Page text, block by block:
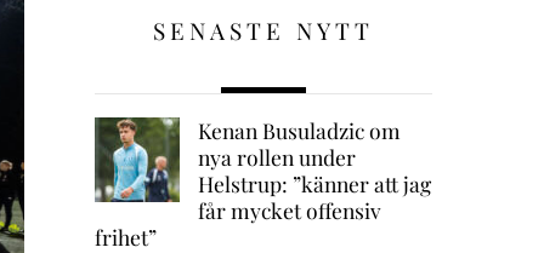
SENASTE NYTT
Kenan Busuladzic om
nya rollen under
Helstrup: ”känner att jag
får mycket offensiv
frihet”